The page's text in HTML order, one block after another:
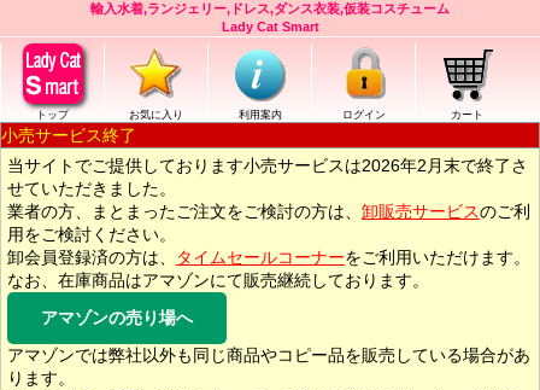
輸入水着,ランジェリー,ドレス,ダンス衣装,仮装コスチューム
Lady Cat Smart
トップ お気に入り 利用案内 ログイン カート
小売サービス終了
当サイトでご提供しております小売サービスは2026年2月末で終了さ
せていただきました。
業者の方、まとまったご注文をご検討の方は、 卸販売サービスのご利
用をご検討ください。
卸会員登録済の方は、
タイムセールコーナーをご利用いただけます。
なお、在庫商品はアマゾンにて販売継続しております。
アマゾンの売り場へ
アマゾンでは弊社以外も同じ商品やコピー品を販売している場合があ
ります。